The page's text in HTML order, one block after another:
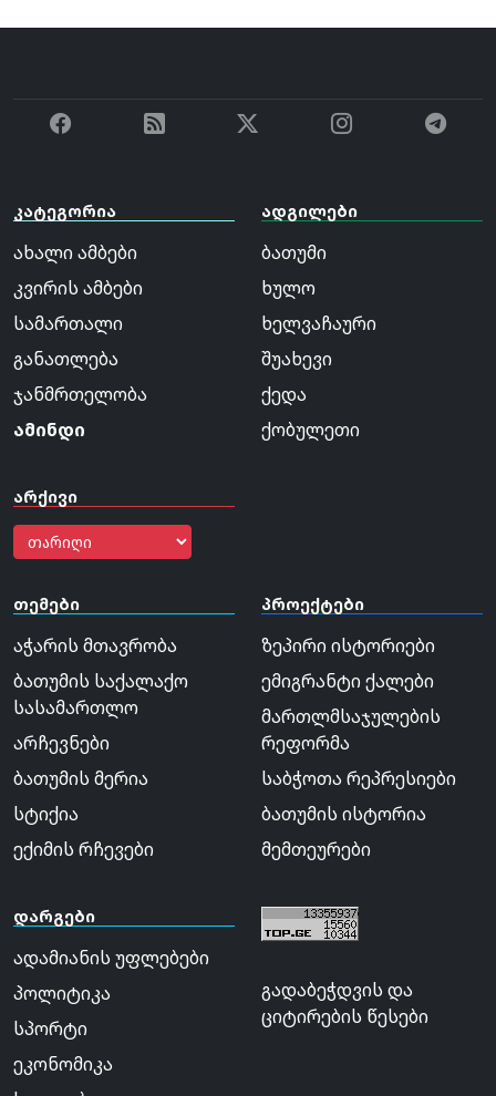
კატეგორია
ახალი ამბები
კვირის ამბები
სამართალი
განათლება
ჯანმრთელობა
ამინდი
არქივი
ადგილები
ბათუმი
ხულო
ხელვაჩაური
შუახევი
ქედა
ქობულეთი
თემები
აჭარის მთავრობა
ბათუმის საქალაქო
სასამართლო
არჩევნები
ბათუმის მერია
სტიქია
ექიმის რჩევები
პროექტები
ზეპირი ისტორიები
ემიგრანტი ქალები
მართლმსაჯულების
რეფორმა
საბჭოთა რეპრესიები
ბათუმის ისტორია
მემთეურები
დარგები
ადამიანის უფლებები
პოლიტიკა
სპორტი
ეკონომიკა
გადაბეჭდვის და
ციტირების წესები